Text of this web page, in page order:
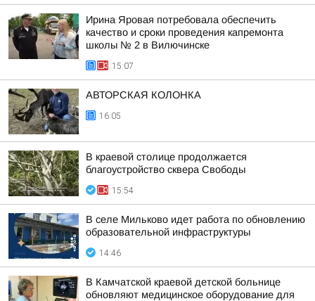
Ирина Яровая потребовала обеспечить
качество и сроки проведения капремонта
школы № 2 в Вилючинске
15:07
АВТОРСКАЯ КОЛОНКА
16:05
В краевой столице продолжается
благоустройство сквера Свободы
15:54
В селе Мильково идет работа по обновлению
образовательной инфраструктуры
14:46
В Камчатской краевой детской больнице
обновляют медицинское оборудование для